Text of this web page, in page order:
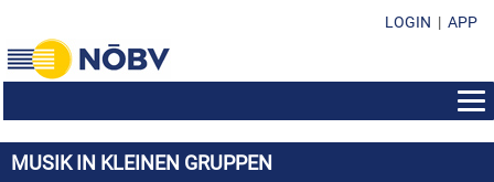
LOGIN | APP
BEWERBE
MUSIK IN KLEINEN GRUPPEN